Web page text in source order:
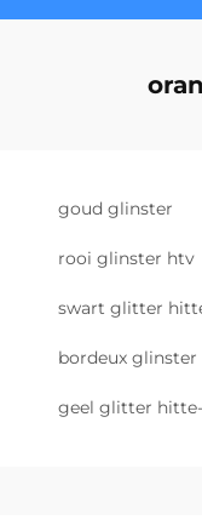
goud glinster
rooi glinster htv
swart glitter
bordeux
geel glitter